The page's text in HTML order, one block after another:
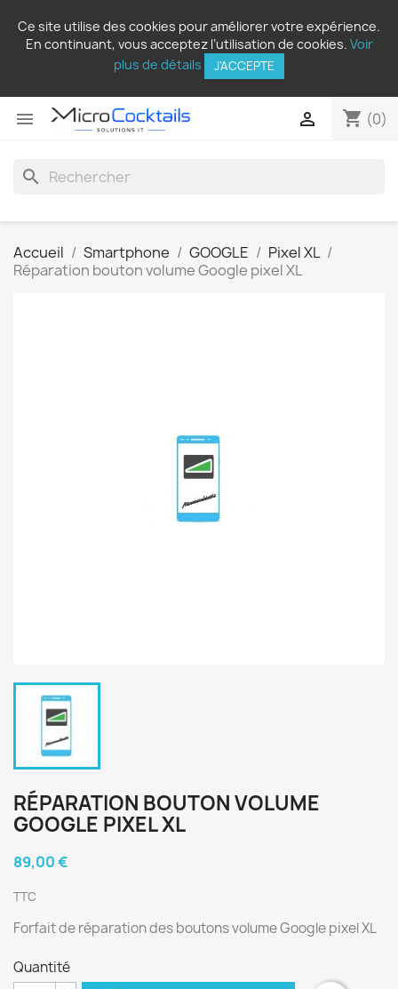
Ce site utilise des cookies pour améliorer votre expérience.
En continuant, vous acceptez l’utilisation de cookies. Voir
plus de détails
J'ACCEPTE
 shopping_cart (0)

search
Accueil Smartphone GOOGLE
Pixel XL
Réparation bouton volume Google pixel XL
RÉPARATION BOUTON VOLUME
GOOGLE PIXEL XL
89,00 €
TTC
Forfait de réparation des boutons volume Google pixel XL
Quantité